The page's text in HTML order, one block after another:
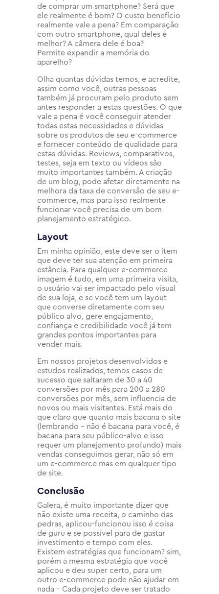
de comprar um smartphone? Será que
ele realmente é bom? O custo benefício
realmente vale a pena? Em comparação
com outro smartphone, qual deles é
melhor? A câmera dele é boa?
Permite expandir a memória do
aparelho?
Olha quantas dúvidas temos, e acredite,
assim como você, outras pessoas
também já procuram pelo produto sem
antes responder a estas questões. O que
vale a pena é você conseguir atender
todas estas necessidades e dúvidas
sobre os produtos de seu e-commerce
e fornecer conteúdo de qualidade para
estas dúvidas. Reviews, comparativos,
testes, seja em texto ou vídeos são
muito importantes também. A criação
de um blog, pode afetar diretamente na
melhora da taxa de conversão de seu e-
commerce, mas para isso realmente
funcionar você precisa de um bom
planejamento estratégico.
Layout
Em minha opinião, este deve ser o item
que deve ter sua atenção em primeira
estância. Para qualquer e-commerce
imagem é tudo, em uma primeira visita,
o usuário vai ser impactado pelo visual
de sua loja, e se você tem um layout
que converse diretamente com seu
público alvo, gere engajamento,
confiança e credibilidade você já tem
grandes pontos importantes para
vender mais.
Em nossos projetos desenvolvidos e
estudos realizados, temos casos de
sucesso que saltaram de 30 a 40
conversões por mês para 200 a 280
conversões por mês, sem influencia de
novos ou mais visitantes. Está mais do
que claro que quanto mais bacana o site
(lembrando – não é bacana para você, é
bacana para seu público-alvo e isso
requer um planejamento profundo) mais
vendas conseguimos gerar, não só em
um e-commerce mas em qualquer tipo
de site.
Conclusão
Galera, é muito importante dizer que
não existe uma receita, o caminho das
pedras, aplicou-funcionou isso é coisa
de guru e se possível para de gastar
investimento e tempo com eles.
Existem estratégias que funcionam? sim,
porém a mesma estratégia que você
aplicou e deu super certo, para um
outro e-commerce pode não ajudar em
nada – Cada projeto deve ser tratado